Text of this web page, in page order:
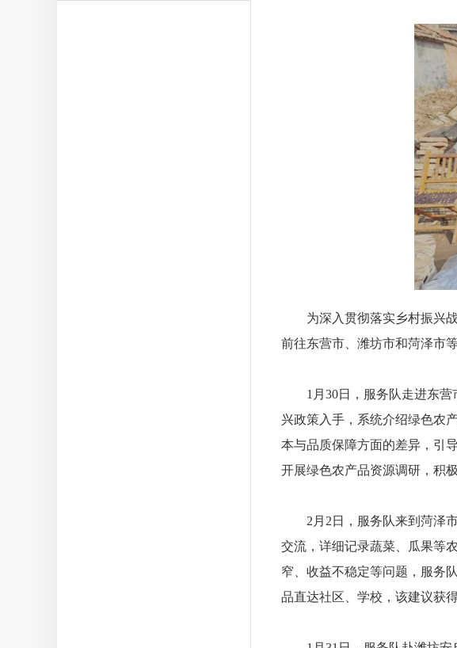
为深入贯彻落实乡村振兴战
前往东营市、潍坊市和菏泽市
1月30日，服务队走进东营
兴政策入手，系统介绍绿色农
本与品质保障方面的差异，引
开展绿色农产品资源调研，积
2月2日，服务队来到菏泽市
交流，详细记录蔬菜、瓜果等
窄、收益不稳定等问题，服务
品直达社区、学校，该建议获